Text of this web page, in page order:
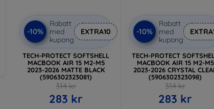
-10%
Rabatt
med
kupong
EXTRA10
TECH-PROTECT SOFTSHELL
MACBOOK AIR 15 M2-M5
2023-2026 MATTE BLACK
(5906302323081)
314 kr
283 kr
-10%
Rabatt
med
kupong
TECH-PROTECT
MACBOOK AIR 15 M2-M5
2023-2026 CRYSTAL
(5906302323098)
314 kr
283 kr